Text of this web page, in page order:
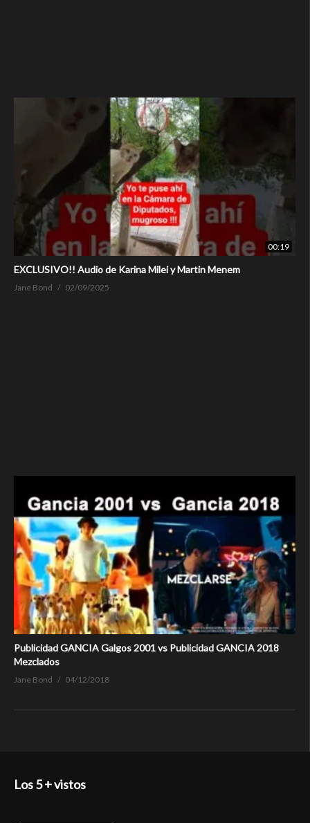
00:19
EXCLUSIVO!! Audio de Karina Milei y Martin Menem
Jane Bond 02/09/2025
Publicidad GANCIA Galgos 2001 vs Publicidad GANCIA 2018
Mezclados
Jane Bond 04/12/2018
Los 5 + vistos